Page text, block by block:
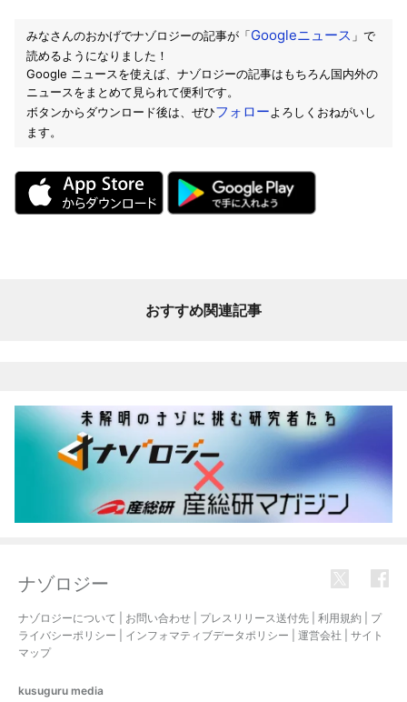
みなさんのおかげでナゾロジーの記事が「Googleニュース 」で
読めるようになりました！
Google ニュースを使えば、ナゾロジーの記事はもちろん国内外の
ニュースをまとめて見られて便利です。
ボタンからダウンロード後は、ぜひフォローよろしくおねがいし
ます。
おすすめ関連記事
ナゾロジー
ナゾロジーについて お問い合わせ プレスリリース送付先 利用規約
プ
ライバシーポリシー
インフォマティブデータポリシー 運営会社
サイト
マップ
kusuguru media